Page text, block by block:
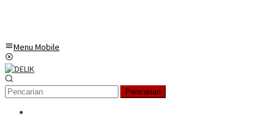
Menu Mobile
Pencarian